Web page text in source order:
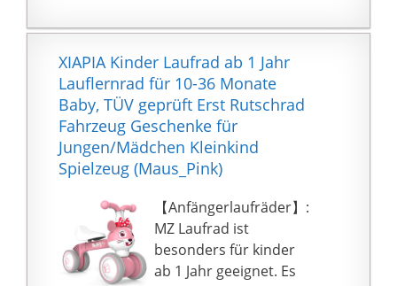
Kleiner Anhänger -
Bereit für den nächsten
Ausritt? Im kompakten
Anhänger ist das liebste
Spielzeug bei jedem
Ausflug dabei Der
Anhänger verfügt wie
der Babyrutscher über
große stabile Rollen.
Kindgerechte
Gestaltung - Das
Pferde-Kinderauto
XIAPIA Kinder Laufrad ab 1 Jahr
Lauflernrad für 10-36 Monate
Baby, TÜV geprüft Erst Rutschrad
Fahrzeug Geschenke für
Jungen/Mädchen Kleinkind
Spielzeug (Maus_Pink)
【Anfängerlaufräder】:
MZ Laufrad ist
besonders für kinder
ab 1 Jahr geeignet. Es